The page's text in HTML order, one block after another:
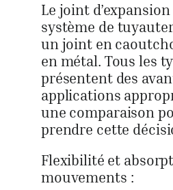
Le joint
système de
un joint en
en métal. Tous les
présentent des
applications
une comparaison
prendre cette
Flexibilité et
mouvements :